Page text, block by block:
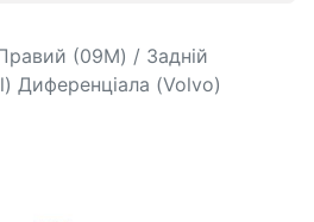
(09M) / Задній
Диференціала (Volvo)